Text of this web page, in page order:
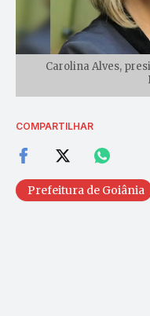
Carolina Alves,
COMPARTILHAR
Prefeitura de Goiânia